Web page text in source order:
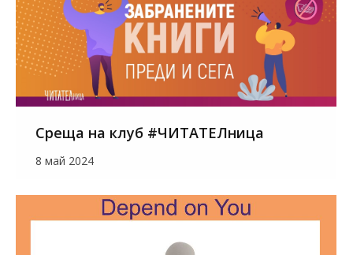
Среща на клуб #ЧИТАТЕЛница
8 май 2024